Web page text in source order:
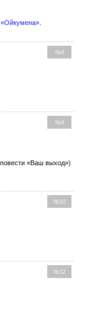
«Ойкумена»
№6
№8
«Ваш выход»)
№10
№12